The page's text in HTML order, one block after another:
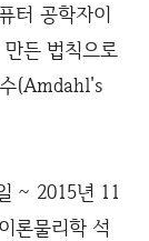
터 공학자이
든 법칙으로
(Amdahl's
~ 2015년 11
론물리학 석